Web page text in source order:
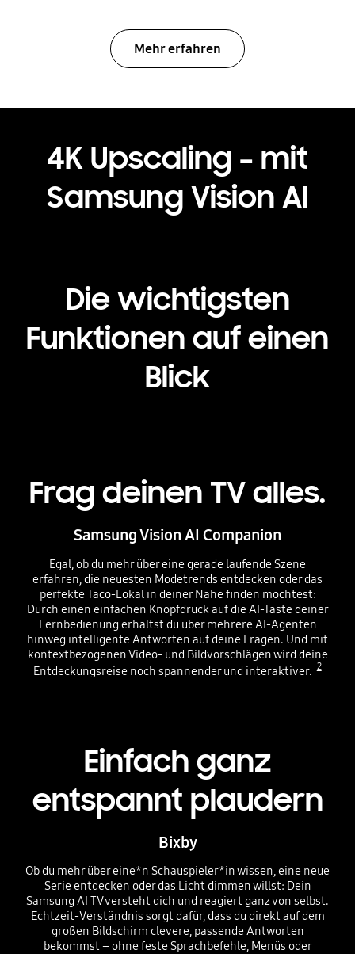
Mehr erfahren
4K Upscaling – mit
Samsung Vision AI
Die wichtigsten
Funktionen auf einen
Blick
Frag deinen TV alles.
Samsung Vision AI Companion
Egal, ob du mehr über eine gerade laufende Szene
erfahren, die neuesten Modetrends entdecken oder das
perfekte Taco-Lokal in deiner Nähe finden möchtest:
Durch einen einfachen Knopfdruck auf die AI-Taste deiner
Fernbedienung erhältst du über mehrere AI-Agenten
hinweg intelligente Antworten auf deine Fragen. Und mit
kontextbezogenen Video- und Bildvorschlägen wird deine
Entdeckungsreise noch spannender und interaktiver. 2
Einfach ganz
entspannt plaudern
Bixby
Ob du mehr über eine*n Schauspieler*in wissen, eine neue
Serie entdecken oder das Licht dimmen willst: Dein
Samsung AI TV versteht dich und reagiert ganz von selbst.
Echtzeit-Verständnis sorgt dafür, dass du direkt auf dem
großen Bildschirm clevere, passende Antworten
bekommst – ohne feste Sprachbefehle, Menüs oder